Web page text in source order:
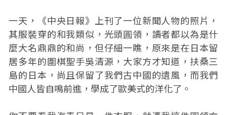
一天，《中央日報》上刊了一位新聞人物的照片，
其服裝穿的和我類似，光頭圓領，讀者都以為是什
麼大名鼎鼎的和尚，但仔細一瞧，原來是在日本留
居多年的圍棋聖手吳清源，大家方才知道，扶桑三
島的日本，尚且保留了我們古中國的遺風，而我們
中國人皆自鳴前進，學成了歐美式的洋化了。